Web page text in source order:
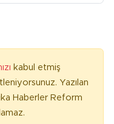
kabul etmiş
Yazılan
Haberler Reform